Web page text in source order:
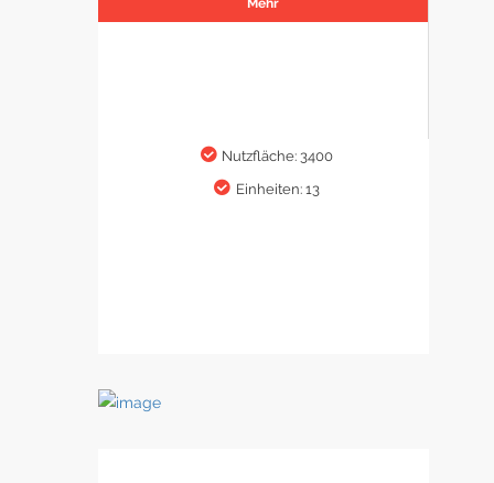
Mehr
Nutzfläche: 3400
Einheiten: 13